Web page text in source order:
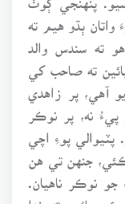
واتان ٻڌو هيم ته
ته سندس والد
ته صاحب کي
آهي، پر زاهدي
نه، پر نوڪر
پوءِ اچي
جنهن تي هن
نوڪر ناهيان.
چيائين ته خدا